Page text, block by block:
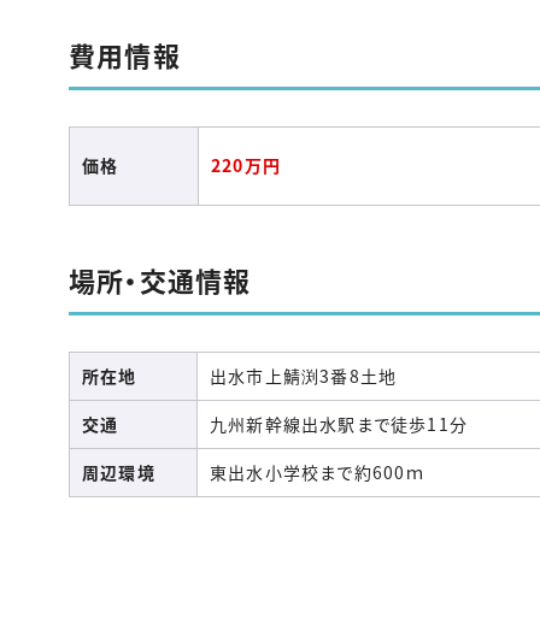
費用情報
価格 220万円
場所・交通情報
所在地
出水市上鯖渕3番8土地
交通
九州新幹線出水駅まで徒歩11分
周辺環境
東出水小学校まで約600ｍ